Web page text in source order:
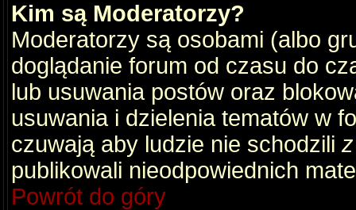
Kim są Moderatorzy?
Moderatorzy są osobami (albo
doglądanie forum od czasu do
lub usuwania postów oraz
usuwania i dzielenia tematów w
czuwają aby ludzie nie schodzili
publikowali nieodpowiednich
Powrót do góry